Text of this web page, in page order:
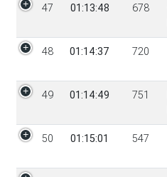
47 01:13:48 678
48 01:14:37 720
49 01:14:49 751
50 01:15:01 547